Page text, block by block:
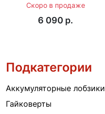
Скоро в продаже
6 090 p.
Подкатегории
Аккумуляторные лобзики
Гайковерты